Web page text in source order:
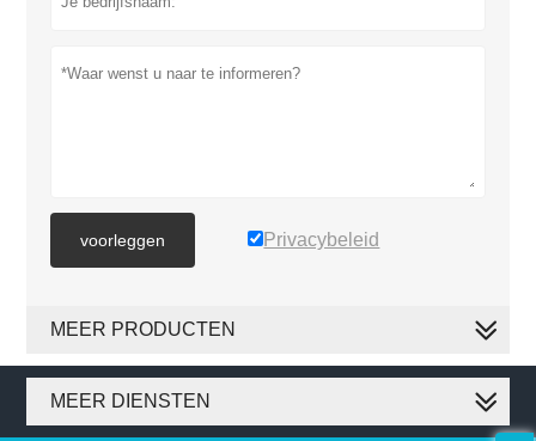
voorleggen Privacybeleid
MEER PRODUCTEN
MEER DIENSTEN